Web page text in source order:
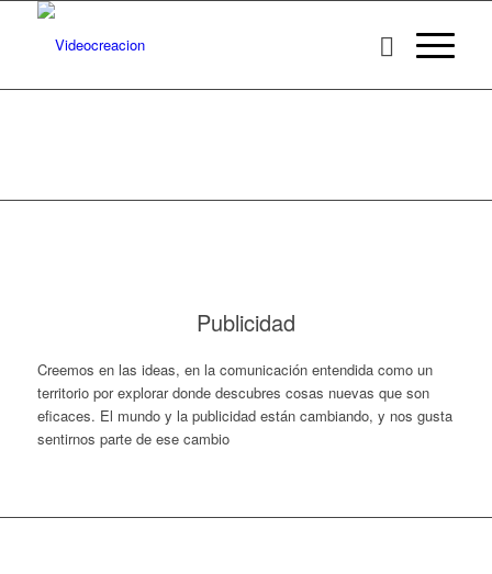
Publicidad
Creemos en las ideas, en la comunicación entendida como un
territorio por explorar donde descubres cosas nuevas que son
eficaces. El mundo y la publicidad están cambiando, y nos gusta
sentirnos parte de ese cambio